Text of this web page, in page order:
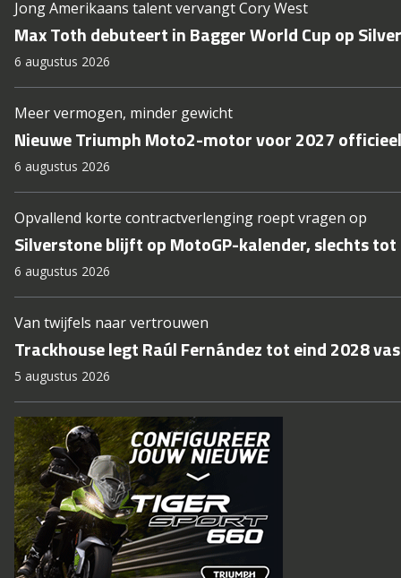
Jong Amerikaans talent vervangt Cory West
Max Toth debuteert in Bagger World Cup op
6 augustus 2026
Meer vermogen, minder gewicht
Nieuwe Triumph Moto2-motor voor 2027
6 augustus 2026
Opvallend korte contractverlenging roept vragen op
Silverstone blijft op MotoGP-kalender, slechts
6 augustus 2026
Van twijfels naar vertrouwen
Trackhouse legt Raúl Fernández tot eind 2028
5 augustus 2026